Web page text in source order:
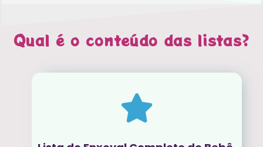
Qual é o conteúdo das listas?